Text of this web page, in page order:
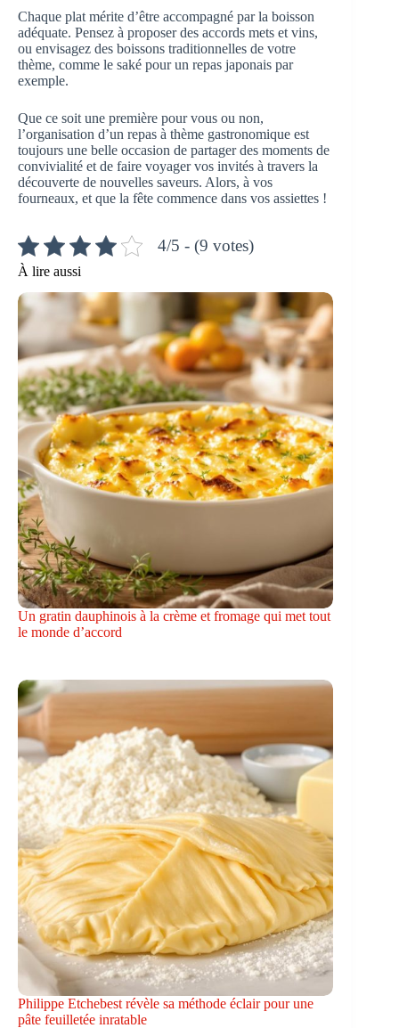
Chaque plat mérite d’être accompagné par la boisson
adéquate. Pensez à proposer des accords mets et vins,
ou envisagez des boissons traditionnelles de votre
thème, comme le saké pour un repas japonais par
exemple.
Que ce soit une première pour vous ou non,
l’organisation d’un repas à thème gastronomique est
toujours une belle occasion de partager des moments de
convivialité et de faire voyager vos invités à travers la
découverte de nouvelles saveurs. Alors, à vos
fourneaux, et que la fête commence dans vos assiettes !
4/5 - (9 votes)
À lire aussi
Un gratin dauphinois à la crème et fromage qui met tout
le monde d’accord
Philippe Etchebest révèle sa méthode éclair pour une
pâte feuilletée inratable